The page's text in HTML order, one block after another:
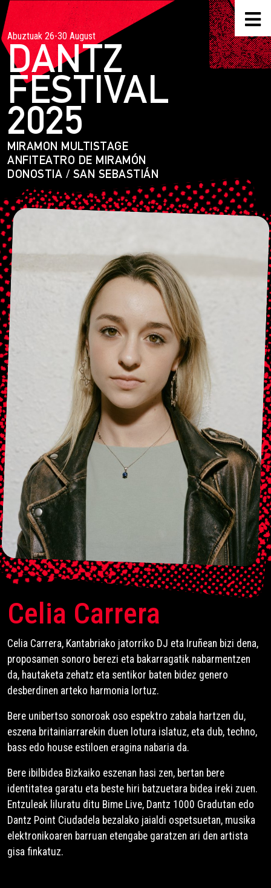
Celia Carrera
Celia Carrera, Kantabriako jatorriko DJ eta Iruñean bizi dena,
proposamen sonoro berezi eta bakarragatik nabarmentzen
da, hautaketa zehatz eta sentikor baten bidez genero
desberdinen arteko harmonia lortuz.
Bere unibertso sonoroak oso espektro zabala hartzen du,
eszena britainiarrarekin duen lotura islatuz, eta dub, techno,
bass edo house estiloen eragina nabaria da.
Bere ibilbidea Bizkaiko eszenan hasi zen, bertan bere
identitatea garatu eta beste hiri batzuetara bidea ireki zuen.
Entzuleak liluratu ditu Bime Live, Dantz 1000 Gradutan edo
Dantz Point Ciudadela bezalako jaialdi ospetsuetan, musika
elektronikoaren barruan etengabe garatzen ari den artista
gisa finkatuz.
Abuztuak 26-30 August
DANTZ
FESTIVAL
2025
MIRAMON MULTISTAGE
ANFITEATRO DE MIRAMÓN
DONOSTIA / SAN SEBASTIÁN